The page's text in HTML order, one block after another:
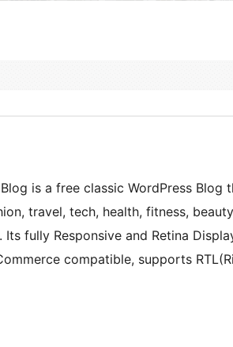
is a free classic WordPress
travel, tech, health, fitness,
Its fully Responsive and Retina
compatible, supports